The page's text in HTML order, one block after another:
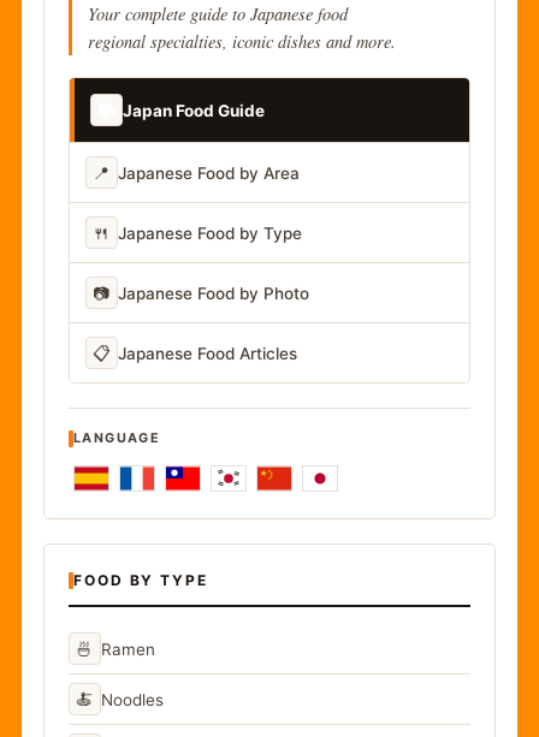
Your complete guide to Japanese food
regional specialties, iconic dishes and more.
Japan Food Guide
📍 Japanese Food by Area
🍴 Japanese Food by Type
📷 Japanese Food by Photo
📋 Japanese Food Articles
LANGUAGE
FOOD BY TYPE
🍜 Ramen
🍝 Noodles